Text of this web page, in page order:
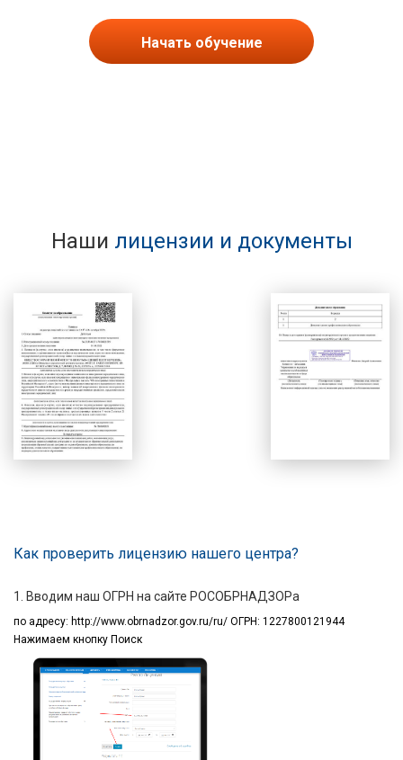
Начать обучение
Наши лицензии и документы
Как проверить лицензию нашего центра?
1. Вводим наш ОГРН на сайте РОСОБРНАДЗОРа
по адресу: http://www.obrnadzor.gov.ru/ru/ ОГРН: 1227800121944
Нажимаем кнопку Поиск